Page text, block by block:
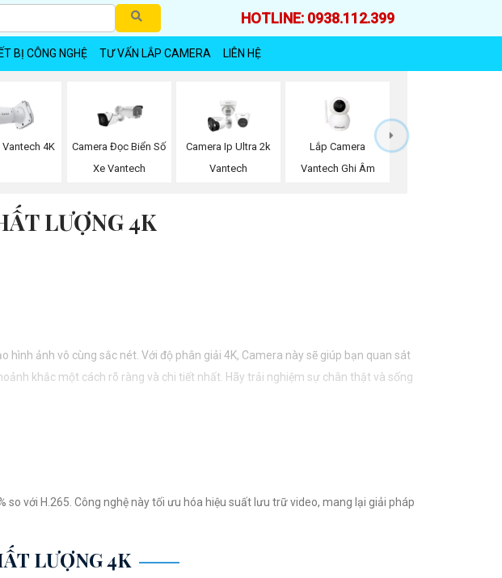
HOTLINE: 0938.112.399
BỊ CÔNG NGHỆ TƯ VẤN LẮP CAMERA LIÊN HỆ
Vantech 4K
Camera Đọc Biển Số
Xe Vantech
Camera Ip Ultra 2k
Vantech
Lắp Camera
Vantech Ghi Âm
LƯỢNG 4K
ảnh vô cùng sắc nét. Với độ phân giải 4K, Camera này sẽ giúp bạn quan sát
khắc một cách rõ ràng và chi tiết nhất. Hãy trải nghiệm sự chân thật và sống
với H.265. Công nghệ này tối ưu hóa hiệu suất lưu trữ video, mang lại giải pháp
LƯỢNG 4K